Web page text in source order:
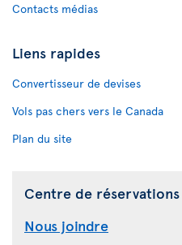
Contacts médias
Liens rapides
Convertisseur de devises
Vols pas chers vers le Canada
Plan du site
Centre de réservations
Nous joindre